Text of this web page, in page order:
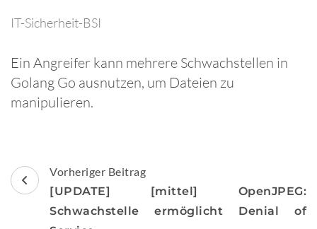
IT-Sicherheit-BSI
Ein Angreifer kann mehrere Schwachstellen in
Golang Go ausnutzen, um Dateien zu
manipulieren.
Beitragsnavigation
Vorheriger Beitrag
[UPDATE] [mittel] OpenJPEG:
Schwachstelle ermöglicht Denial of